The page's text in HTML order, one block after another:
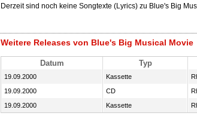
Derzeit sind noch keine Songtexte (Lyrics) zu Blue's Big
Weitere Releases von Blue's Big Musical Movie
Datum Typ
19.09.2000 Kassette
19.09.2000
CD
19.09.2000
Kassette